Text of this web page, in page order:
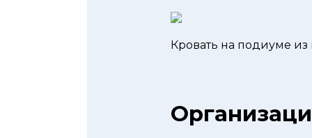
Кровать на подиуме